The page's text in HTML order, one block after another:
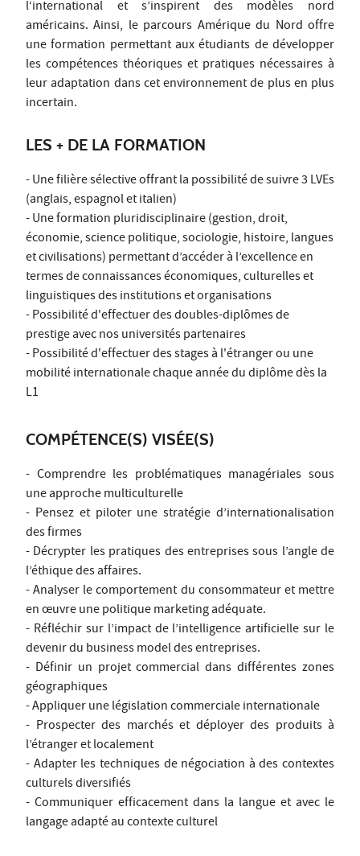
l‘international et s’inspirent des modèles nord
américains. Ainsi, le parcours Amérique du Nord offre
une formation permettant aux étudiants de développer
les compétences théoriques et pratiques nécessaires à
leur adaptation dans cet environnement de plus en plus
incertain.
LES + DE LA FORMATION
- Une filière sélective offrant la possibilité de suivre 3 LVEs
(anglais, espagnol et italien)
- Une formation pluridisciplinaire (gestion, droit,
économie, science politique, sociologie, histoire, langues
et civilisations) permettant d’accéder à l’excellence en
termes de connaissances économiques, culturelles et
linguistiques des institutions et organisations
- Possibilité d'effectuer des doubles-diplômes de
prestige avec nos universités partenaires
- Possibilité d'effectuer des stages à l'étranger ou une
mobilité internationale chaque année du diplôme dès la
L1
COMPÉTENCE(S) VISÉE(S)
- Comprendre les problématiques managériales sous
une approche multiculturelle
- Pensez et piloter une stratégie d’internationalisation
des firmes
- Décrypter les pratiques des entreprises sous l’angle de
l’éthique des affaires.
- Analyser le comportement du consommateur et mettre
en œuvre une politique marketing adéquate.
- Réfléchir sur l’impact de l’intelligence artificielle sur le
devenir du business model des entreprises.
- Définir un projet commercial dans différentes zones
géographiques
- Appliquer une législation commerciale internationale
- Prospecter des marchés et déployer des produits à
l’étranger et localement
- Adapter les techniques de négociation à des contextes
culturels diversifiés
- Communiquer efficacement dans la langue et avec le
langage adapté au contexte culturel